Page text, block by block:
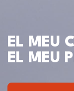
EL MEU
EL MEU